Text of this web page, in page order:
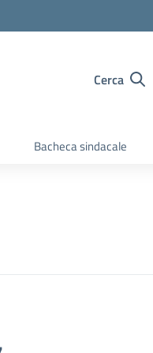
Cerca
Bacheca sindacale